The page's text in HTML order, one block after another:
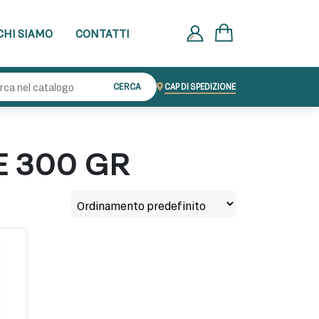
SIAMO CONTATTI
CERCA CAP DI SPEDIZIONE
300 GR